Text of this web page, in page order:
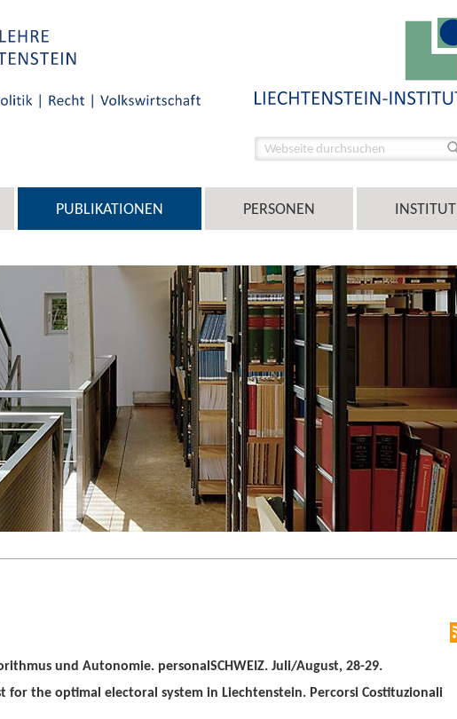
PUBLIKATIONEN PERSONEN INSTITUT
und Autonomie. personalSCHWEIZ. Juli/August, 28-29.
for the optimal electoral system in Liechtenstein. Percorsi Costituzionali